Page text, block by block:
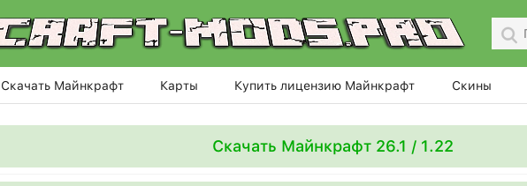
Скачать Майнкрафт Карты Купить лицензию Майнкрафт Скины
Скачать Майнкрафт 26.1 / 1.22